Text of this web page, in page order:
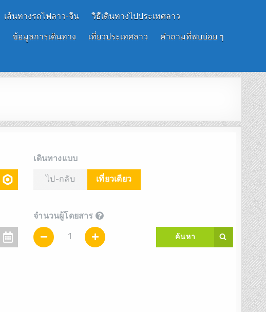
เส้นทางรถไฟลาว-จีน
วิธีเดินทางไปประเทศลาว
ข้อมูลการเดินทาง เที่ยวประเทศลาว
คำถามที่พบบ่อย ๆ